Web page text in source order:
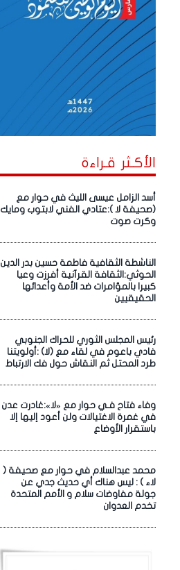
الأكـثر قـراءة
أسد الزامل عيسى الليث في حوار مع
(صحيفة لا ):عتادي الفني لابتوب ومايك
وكرت صوت
الناشطة الثقافية فاطمة حسين بدر الدين
الحوثي:الثقافة القرآنية أفرزت وعيا
كبيرا بالمؤامرات ضد الأمة وأعدائها
الحقيقيين
رئيس المجلس الثوري للحراك الجنوبي
فادي باعوم في لقاء مع (لا) :أولويتنا
طرد المحتل ثم النقاش حول فك الارتباط
وفاء فتاح فـي حوار مع «لا»:غادرت عدن
في غمرة الاغتيالات ولن أعود إليها إلا
باستقرار الأوضاع
محمد عبدالسلام في حوار مع صحيفة (
لاء ) : ليس هناك أي حديث جدي عن
جولة مفاوضات سلام و الأمم المتحدة
تخدم العدوان